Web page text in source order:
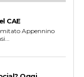
CAE
Appennino